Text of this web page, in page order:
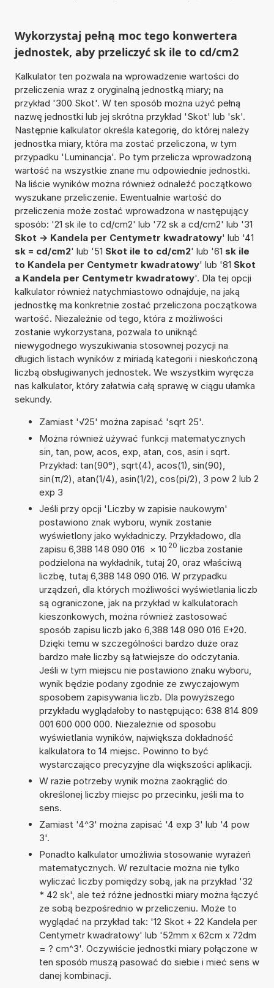
Wykorzystaj pełną moc tego konwertera
jednostek, aby przeliczyć sk ile to cd/cm2
Kalkulator ten pozwala na wprowadzenie wartości do
przeliczenia wraz z oryginalną jednostką miary; na
przykład '300 Skot'. W ten sposób można użyć pełną
nazwę jednostki lub jej skrótna przykład 'Skot' lub 'sk'.
Następnie kalkulator określa kategorię, do której należy
jednostka miary, która ma zostać przeliczona, w tym
przypadku 'Luminancja'. Po tym przelicza wprowadzoną
wartość na wszystkie znane mu odpowiednie jednostki.
Na liście wyników można również odnaleźć początkowo
wyszukane przeliczenie. Ewentualnie wartość do
przeliczenia może zostać wprowadzona w następujący
sposób: '21 sk ile to cd/cm2' lub '72 sk a cd/cm2' lub '31
Skot -> Kandela per Centymetr kwadratowy' lub '41
sk = cd/cm2' lub '51 Skot ile to cd/cm2' lub '61 sk ile
to Kandela per Centymetr kwadratowy' lub '81 Skot
a Kandela per Centymetr kwadratowy'. Dla tej opcji
kalkulator również natychmiastowo odnajduje, na jaką
jednostkę ma konkretnie zostać przeliczona początkowa
wartość. Niezależnie od tego, która z możliwości
zostanie wykorzystana, pozwala to uniknąć
niewygodnego wyszukiwania stosownej pozycji na
długich listach wyników z miriadą kategorii i nieskończoną
liczbą obsługiwanych jednostek. We wszystkim wyręcza
nas kalkulator, który załatwia całą sprawę w ciągu ułamka
sekundy.
Zamiast '√25' można zapisać 'sqrt 25'.
Można również używać funkcji matematycznych
sin, tan, pow, acos, exp, atan, cos, asin i sqrt.
Przykład: tan(90°), sqrt(4), acos(1), sin(90),
sin(π/2), atan(1/4), asin(1/2), cos(pi/2), 3 pow 2 lub 2
exp 3
Jeśli przy opcji 'Liczby w zapisie naukowym'
postawiono znak wyboru, wynik zostanie
wyświetlony jako wykładniczy. Przykładowo, dla
zapisu 6,388 148 090 016 × 10 20 liczba zostanie
podzielona na wykładnik, tutaj 20, oraz właściwą
liczbę, tutaj 6,388 148 090 016. W przypadku
urządzeń, dla których możliwości wyświetlania liczb
są ograniczone, jak na przykład w kalkulatorach
kieszonkowych, można również zastosować
sposób zapisu liczb jako 6,388 148 090 016 E+20.
Dzięki temu w szczególności bardzo duże oraz
bardzo małe liczby są łatwiejsze do odczytania.
Jeśli w tym miejscu nie postawiono znaku wyboru,
wynik będzie podany zgodnie ze zwyczajowym
sposobem zapisywania liczb. Dla powyższego
przykładu wyglądałoby to następująco: 638 814 809
001 600 000 000. Niezależnie od sposobu
wyświetlania wyników, największa dokładność
kalkulatora to 14 miejsc. Powinno to być
wystarczająco precyzyjne dla większości aplikacji.
W razie potrzeby wynik można zaokrąglić do
określonej liczby miejsc po przecinku, jeśli ma to
sens.
Zamiast '4^3' można zapisać '4 exp 3' lub '4 pow
3'.
Ponadto kalkulator umożliwia stosowanie wyrażeń
matematycznych. W rezultacie można nie tylko
wyliczać liczby pomiędzy sobą, jak na przykład '32
* 42 sk', ale też różne jednostki miary można łączyć
ze sobą bezpośrednio w przeliczeniu. Może to
wyglądać na przykład tak: '12 Skot + 22 Kandela per
Centymetr kwadratowy' lub '52mm x 62cm x 72dm
= ? cm^3'. Oczywiście jednostki miary połączone w
ten sposób muszą pasować do siebie i mieć sens w
danej kombinacji.